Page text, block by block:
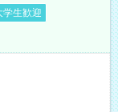
学生歓迎